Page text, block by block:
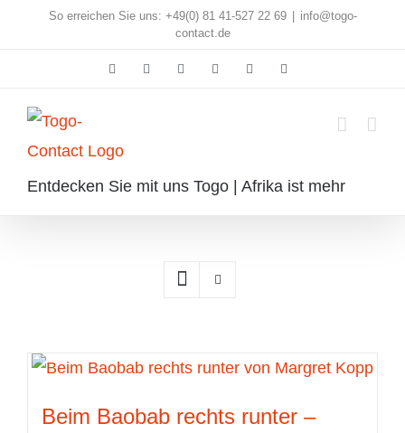
So erreichen Sie uns: +49(0) 81 41-527 22 69
info@togo-
contact.de
FacebookInstagramPinterest
Entdecken Sie mit uns Togo | Afrika ist mehr
Beim Baobab rechts runter –